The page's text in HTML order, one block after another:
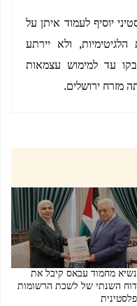
יוסיף לעמוד איתן על
הלגיטימיות, ולא יירתע
עד למימוש עצמאות
מחמוד עבאס קיבל את
השנתי של לשכת הרשומות